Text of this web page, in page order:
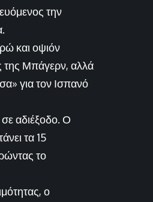
την
και οψιόν
της Μπάγερν, αλλά
για τον Ισπανό
αδιέξοδο. Ο
τα 15
το
ο